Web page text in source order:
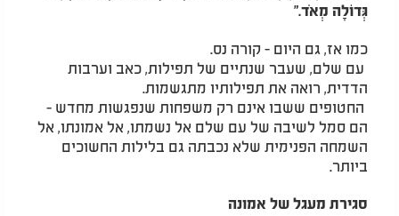
גְּדוֹלָה מְאֹד."
כמו אז, גם היום - קורה נס.
עם שלם, שעבר שנתיים של תפילות, כאב וערבות
הדדית, רואה את תפילותיו מתגשמות.
החטופים ששבו אינם רק משפחות שנפגשות מחדש -
הם סמל לשיבה של עם שלם אל נשמתו, אל אמונתו, אל
השמחה הפנימית שלא נכבתה גם בלילות החשוכים
ביותר.
סגירת מעגל של אמונה